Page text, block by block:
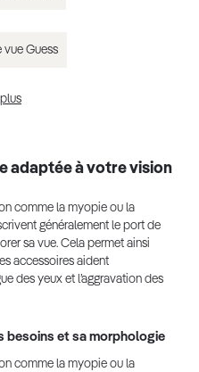
vue Guess
tendance 2025
adaptée à votre vision
comme la myopie ou la
généralement le port de
sa vue. Cela permet ainsi
accessoires aident
des yeux et l’aggravation des
besoins et sa morphologie
comme la myopie ou la